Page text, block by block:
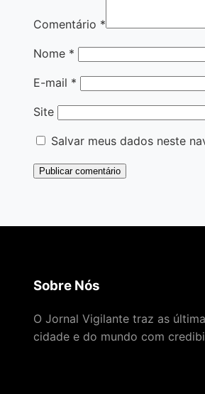
Comentário *
Nome *
E-mail *
Site
Salvar meus dados neste
Sobre Nós
O Jornal Vigilante traz as
cidade e do mundo com